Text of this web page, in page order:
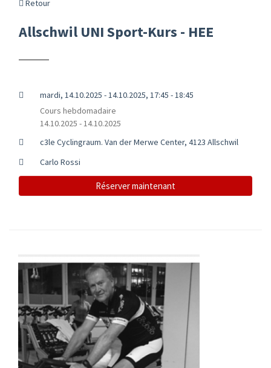
Retour
Allschwil UNI Sport-Kurs - HEE
mardi, 14.10.2025 - 14.10.2025, 17:45 - 18:45
Cours hebdomadaire
14.10.2025 - 14.10.2025
c3le Cyclingraum. Van der Merwe Center, 4123 Allschwil
Carlo Rossi
Réserver maintenant